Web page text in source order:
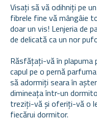
Visați să vă odihniți pe
fibrele fine vă mângâie
doar un vis! Lenjeria de
de delicată ca un nor
Răsfățați-vă în
capul pe o pernă
să adormiți seara în
dimineața într-un
treziți-vă și oferiți-vă o
fiecărui dormitor.